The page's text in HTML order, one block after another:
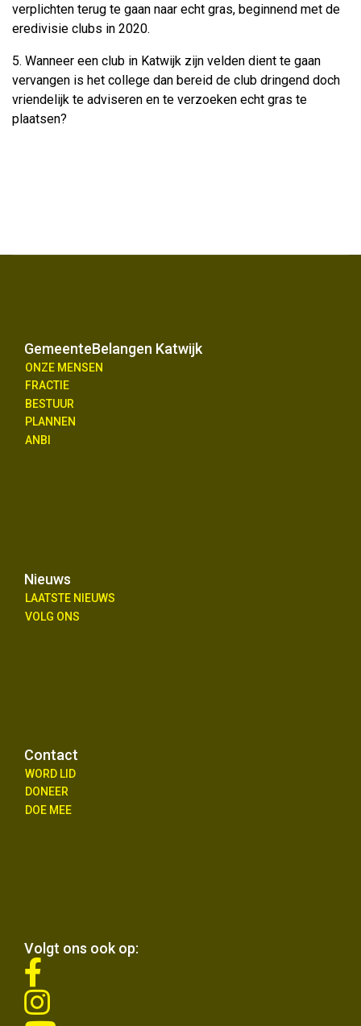
verplichten terug te gaan naar echt gras, beginnend met de
eredivisie clubs in 2020.
5. Wanneer een club in Katwijk zijn velden dient te gaan
vervangen is het college dan bereid de club dringend doch
vriendelijk te adviseren en te verzoeken echt gras te
plaatsen?
GemeenteBelangen Katwijk
ONZE MENSEN
FRACTIE
BESTUUR
PLANNEN
ANBI
Nieuws
LAATSTE NIEUWS
VOLG ONS
Contact
WORD LID
DONEER
DOE MEE
Volgt ons ook op:
facebook-
f
fab
fa-